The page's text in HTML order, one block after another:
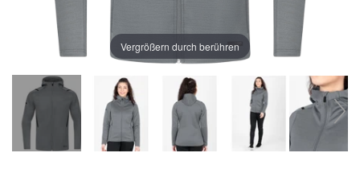
Vergrößern durch berühren